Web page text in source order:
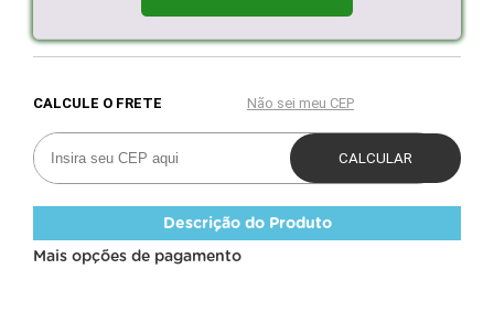
Descrição do Produto
Mais opções de pagamento